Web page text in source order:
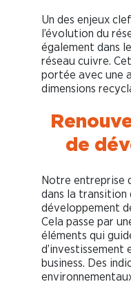
Un des enjeux
l’évolution du
également dans
réseau cuivre.
portée avec une
dimensions
de
Notre entreprise
dans la transition
développement
Cela passe par
éléments qui
d’investissement
business. Des